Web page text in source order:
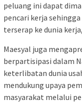
peluang ini dapat
pencari kerja
terserap ke dunia
Maesyal juga
berpartisipasi dalam
keterlibatan dunia
mendukung upaya
masyarakat melalui